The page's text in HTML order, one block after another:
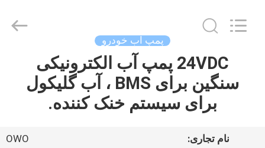
محصولات
Technology
پمپ آب خودرو
24VDC پمپ آب الکترونیکی
سنگین برای BMS ، آب گلیکول
برای سیستم خنک کننده.
نام تجاری:
OWO